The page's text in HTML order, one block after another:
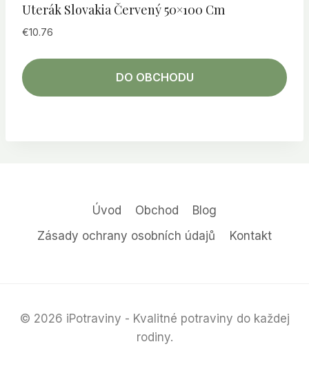
Uterák Slovakia Červený 50×100 Cm
€10.76
DO OBCHODU
Úvod Obchod
Blog
Zásady ochrany osobních údajů
Kontakt
© 2026 iPotraviny - Kvalitné potraviny do každej
rodiny.